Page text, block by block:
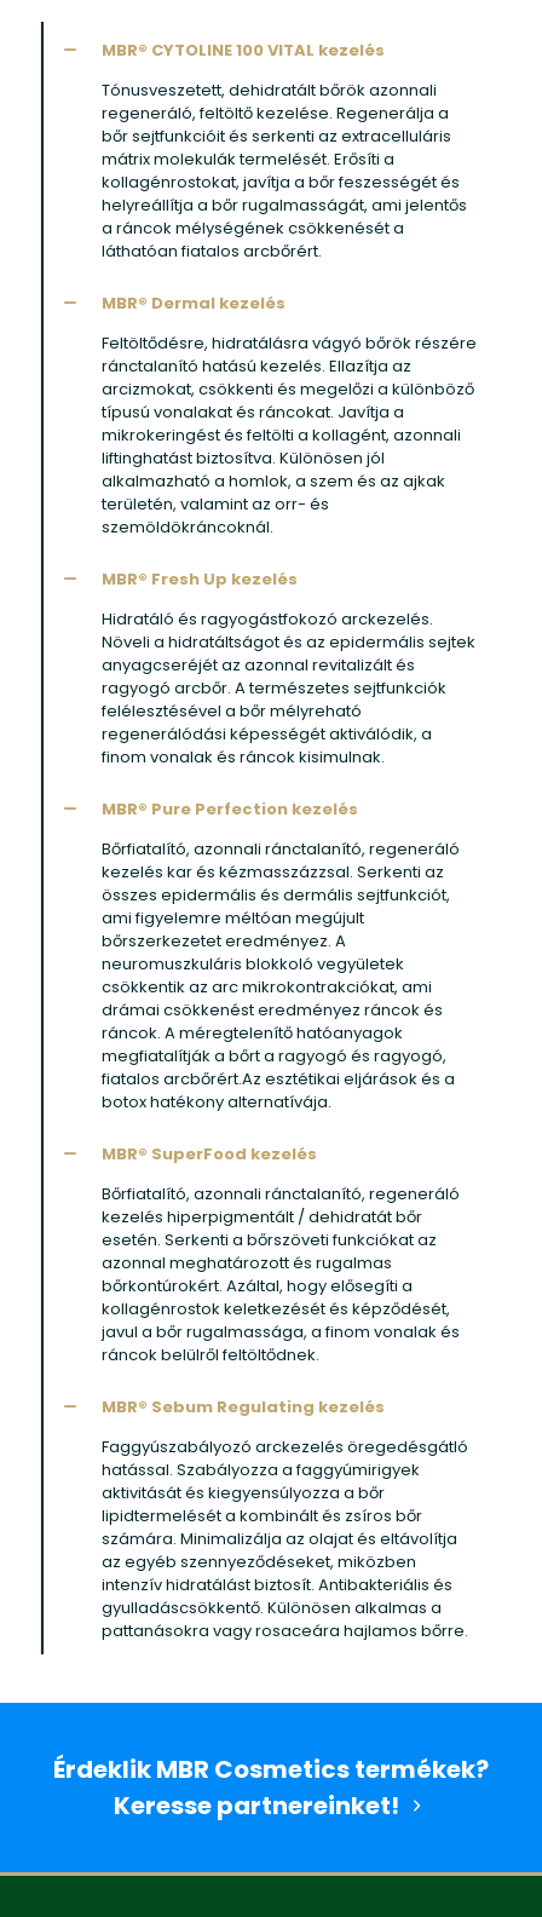
MBR® CYTOLINE 100 VITAL kezelés
Tónusveszetett, dehidratált bőrök azonnali
regeneráló, feltöltő kezelése. Regenerálja a
bőr sejtfunkcióit és serkenti az extracelluláris
mátrix molekulák termelését. Erősíti a
kollagénrostokat, javítja a bőr feszességét és
helyreállítja a bőr rugalmasságát, ami jelentős
a ráncok mélységének csökkenését a
láthatóan fiatalos arcbőrért.
MBR® Dermal kezelés
Feltöltődésre, hidratálásra vágyó bőrök részére
ránctalanító hatású kezelés. Ellazítja az
arcizmokat, csökkenti és megelőzi a különböző
típusú vonalakat és ráncokat. Javítja a
mikrokeringést és feltölti a kollagént, azonnali
liftinghatást biztosítva. Különösen jól
alkalmazható a homlok, a szem és az ajkak
területén, valamint az orr- és
szemöldökráncoknál.
MBR® Fresh Up kezelés
Hidratáló és ragyogástfokozó arckezelés.
Növeli a hidratáltságot és az epidermális sejtek
anyagcseréjét az azonnal revitalizált és
ragyogó arcbőr. A természetes sejtfunkciók
felélesztésével a bőr mélyreható
regenerálódási képességét aktiválódik, a
finom vonalak és ráncok kisimulnak.
MBR® Pure Perfection kezelés
Bőrfiatalító, azonnali ránctalanító, regeneráló
kezelés kar és kézmasszázzsal. Serkenti az
összes epidermális és dermális sejtfunkciót,
ami figyelemre méltóan megújult
bőrszerkezetet eredményez. A
neuromuszkuláris blokkoló vegyületek
csökkentik az arc mikrokontrakciókat, ami
drámai csökkenést eredményez ráncok és
ráncok. A méregtelenítő hatóanyagok
megfiatalítják a bőrt a ragyogó és ragyogó,
fiatalos arcbőrért.Az esztétikai eljárások és a
botox hatékony alternatívája.
MBR® SuperFood kezelés
Bőrfiatalító, azonnali ránctalanító, regeneráló
kezelés hiperpigmentált / dehidratát bőr
esetén. Serkenti a bőrszöveti funkciókat az
azonnal meghatározott és rugalmas
bőrkontúrokért. Azáltal, hogy elősegíti a
kollagénrostok keletkezését és képződését,
javul a bőr rugalmassága, a finom vonalak és
ráncok belülről feltöltődnek.
MBR® Sebum Regulating kezelés
Faggyúszabályozó arckezelés öregedésgátló
hatással. Szabályozza a faggyúmirigyek
aktivitását és kiegyensúlyozza a bőr
lipidtermelését a kombinált és zsíros bőr
számára. Minimalizálja az olajat és eltávolítja
az egyéb szennyeződéseket, miközben
intenzív hidratálást biztosít. Antibakteriális és
gyulladáscsökkentő. Különösen alkalmas a
pattanásokra vagy rosaceára hajlamos bőrre.
Érdeklik MBR Cosmetics termékek?
Keresse partnereinket!